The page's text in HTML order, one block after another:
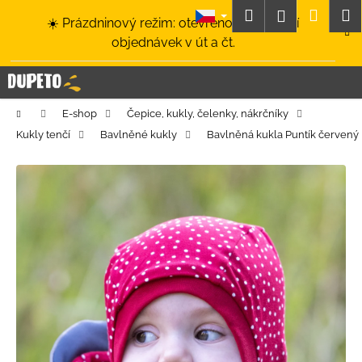
☀️ Prázdninový režim: otevřeno a odesílání
objednávek v út a čt.
HledatPřihlášení
Domů E-shop
Čepice, kukly, čelenky, nákrčníky
Kukly tenčí
Bavlněné kukly Bavlněná kukla Puntík červený
í
k C
o
p
t
t